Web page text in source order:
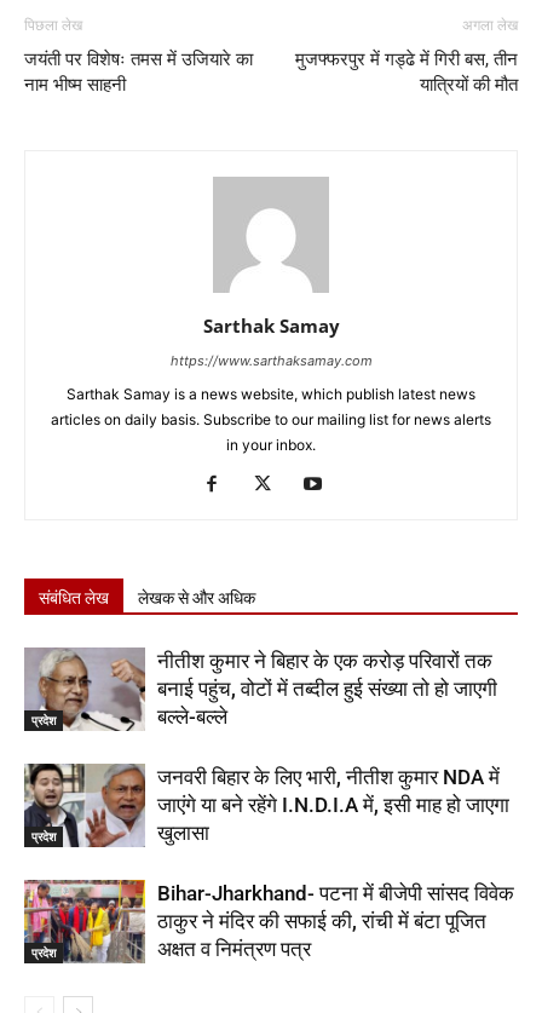
पिछला लेख
जयंती पर विशेषः तमस में उजियारे का
नाम भीष्म साहनी
अगला लेख
मुजफ्फरपुर में गड्ढे में गिरी बस, तीन
यात्रियों की मौत
Sarthak Samay
https://www.sarthaksamay.com
Sarthak Samay is a news website, which publish latest news
articles on daily basis. Subscribe to our mailing list for news alerts
in your inbox.
संबंधित लेख लेखक से और अधिक
प्रदेश
नीतीश कुमार ने बिहार के एक करोड़ परिवारों तक
बनाई पहुंच, वोटों में तब्दील हुई संख्या तो हो जाएगी
बल्ले-बल्ले
प्रदेश
जनवरी बिहार के लिए भारी, नीतीश कुमार NDA में
जाएंगे या बने रहेंगे I.N.D.I.A में, इसी माह हो जाएगा
खुलासा
प्रदेश
Bihar-Jharkhand- पटना में बीजेपी सांसद विवेक
ठाकुर ने मंदिर की सफाई की, रांची में बंटा पूजित
अक्षत व निमंत्रण पत्र